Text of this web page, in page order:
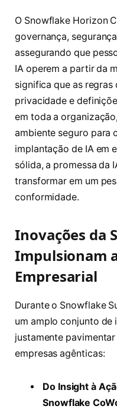
O Snowflake Horizon
governança,
assegurando que
IA operem a partir da
significa que as
privacidade e
em toda a
ambiente seguro para
implantação de IA em
sólida, a promessa da
transformar em um
conformidade.
Inovações da
Impulsionam
Empresarial
Durante o Snowflake
um amplo conjunto de
justamente
empresas agênticas:
Do Insight à
Snowflake